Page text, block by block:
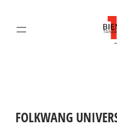
Inhalt
FOLKWANG